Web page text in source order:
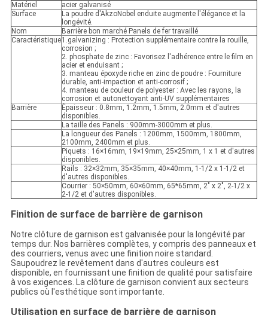
Matériel
acier galvanisé
Surface
La poudre d'AkzoNobel enduite augmente l'élégance et la
longévité.
Nom
Barrière bon marché Panels de fer travaillé
Caractéristique1.galvanizing : Protection supplémentaire contre la rouille,
corrosion ;
2. phosphate de zinc : Favorisez l'adhérence entre le film en
acier et enduisant ;
3. manteau époxyde riche en zinc de poudre : Fourniture
durable, anti-impaction et anti-corrosif ;
4. manteau de couleur de polyester : Avec les rayons, la
corrosion et autonettoyant anti-UV supplémentaires
Barrière
Épaisseur : 0.8mm, 1.2mm, 1.5mm, 2.0mm et d'autres
disponibles.
La taille des Panels : 900mm-3000mm et plus.
La longueur des Panels : 1200mm, 1500mm, 1800mm,
2100mm, 2400mm et plus.
Piquets : 16×16mm, 19×19mm, 25×25mm, 1 x 1 et d'autres
disponibles.
Rails : 32×32mm, 35×35mm, 40×40mm, 1-1/2 x 1-1/2 et
d'autres disponibles.
Courrier : 50×50mm, 60×60mm, 65*65mm, 2" x 2", 2-1/2 x
2-1/2 et d'autres disponibles.
Finition de surface de barrière de garnison
Notre clôture de garnison est galvanisée pour la longévité par
temps dur. Nos barrières complètes, y compris des panneaux et
des courriers, venus avec une finition noire standard.
Saupoudrez le revêtement dans d'autres couleurs est
disponible, en fournissant une finition de qualité pour satisfaire
à vos exigences. La clôture de garnison convient aux secteurs
publics où l'esthétique sont importante.
Utilisation en surface de barrière de garnison